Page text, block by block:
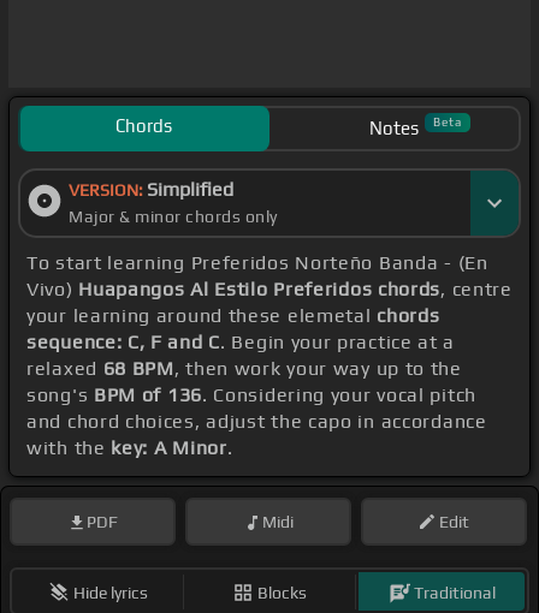
Chords Notes Beta
VERSION: Simplified
Major & minor chords only
To start learning Preferidos Norteño Banda - (En
Vivo) Huapangos Al Estilo Preferidos chords, centre
your learning around these elemetal chords
sequence: C, F and C. Begin your practice at a
relaxed 68 BPM, then work your way up to the
song's BPM of 136. Considering your vocal pitch
and chord choices, adjust the capo in accordance
with the key: A Minor.
PDF Midi Edit
Hide lyrics Blocks Traditional